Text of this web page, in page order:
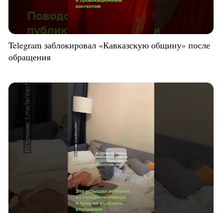
Telegram заблокировал «Кавказскую общину» после
обращения